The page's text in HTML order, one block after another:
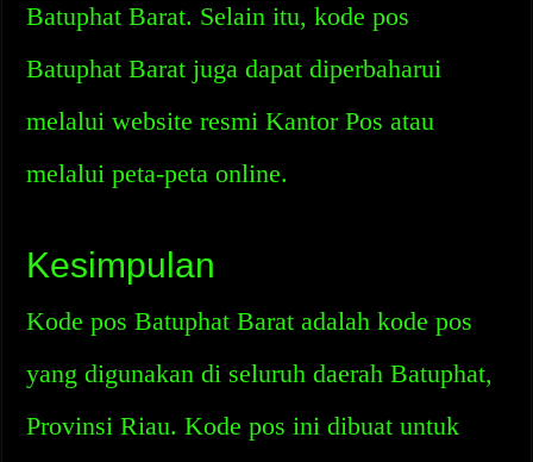
Batuphat Barat. Selain itu, kode pos
Batuphat Barat juga dapat diperbaharui
melalui website resmi Kantor Pos atau
melalui peta-peta online.
Kesimpulan
Kode pos Batuphat Barat adalah kode pos
yang digunakan di seluruh daerah Batuphat,
Provinsi Riau. Kode pos ini dibuat untuk